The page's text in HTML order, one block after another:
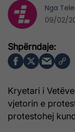
Kryetari i
vjetorin e
protestohej
Nga
09/02/